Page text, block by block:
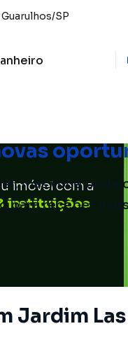
mas você pode
para receber
Guarulhos/SP
imóvel com a
instituições
Jardim Las